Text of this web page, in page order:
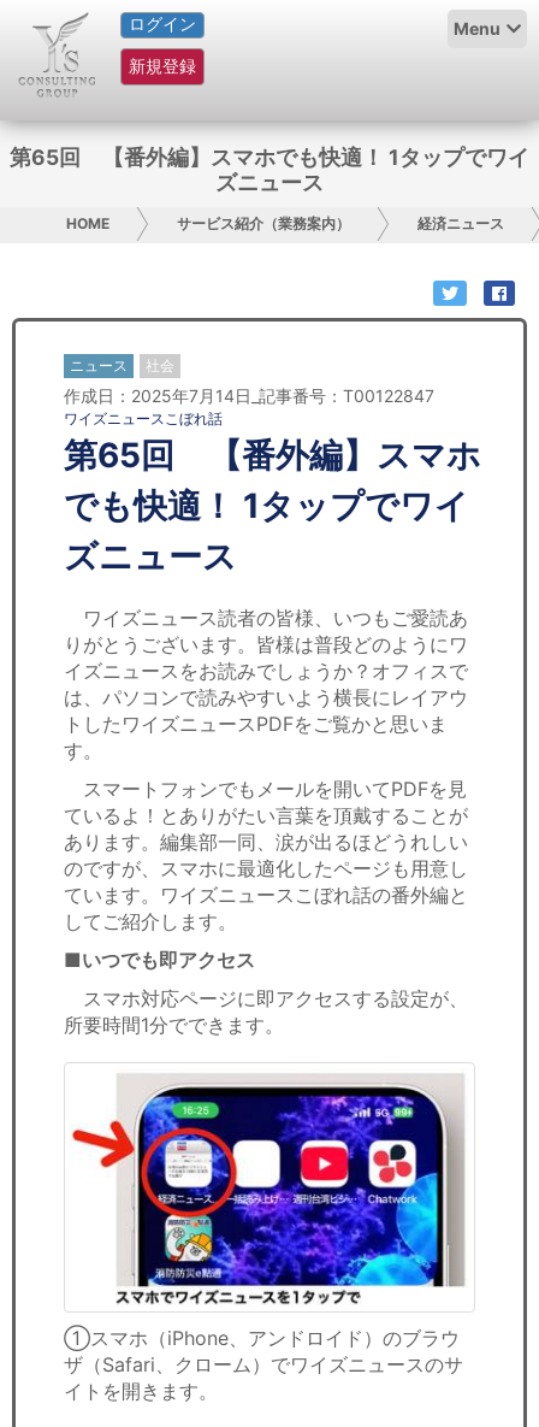
ログイン
新規登録
Menu
HOME
サービス紹介
お問い合わせ
日本人にPR
コンサルティング
リサーチ
セミナー
労務顧問
ＩＴ
第65回 【番外編】スマホでも快適！ 1タップでワイ
ズニュース
HOME サービス紹介（業務案内） 経済ニュース
ニュース 社会
作成日：2025年7月14日_記事番号：T00122847
ワイズニュースこぼれ話
第65回 【番外編】スマホ
でも快適！ 1タップでワイ
ズニュース
ワイズニュース読者の皆様、いつもご愛読あ
りがとうございます。皆様は普段どのようにワ
イズニュースをお読みでしょうか？オフィスで
は、パソコンで読みやすいよう横長にレイアウ
トしたワイズニュースPDFをご覧かと思いま
す。
スマートフォンでもメールを開いてPDFを見
ているよ！とありがたい言葉を頂戴することが
あります。編集部一同、涙が出るほどうれしい
のですが、スマホに最適化したページも用意し
ています。ワイズニュースこぼれ話の番外編と
してご紹介します。
■いつでも即アクセス
スマホ対応ページに即アクセスする設定が、
所要時間1分でできます。
①スマホ（iPhone、アンドロイド）のブラウ
ザ（Safari、クローム）でワイズニュースのサ
イトを開きます。